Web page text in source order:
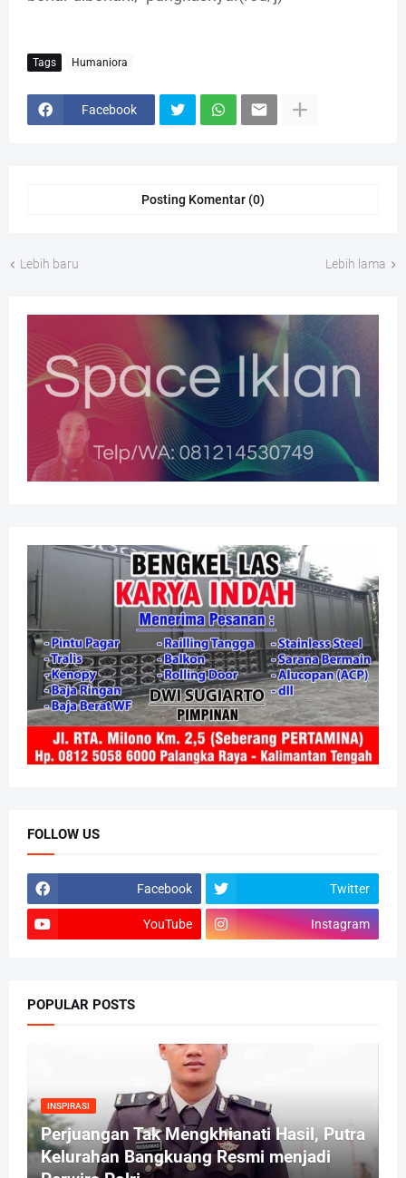
Tags Humaniora
Facebook
Posting Komentar (0)
Lebih baru Lebih lama
FOLLOW US
Facebook Twitter
YouTube Instagram
POPULAR POSTS
INSPIRASI
Perjuangan Tak Mengkhianati Hasil, Putra
Kelurahan Bangkuang Resmi menjadi